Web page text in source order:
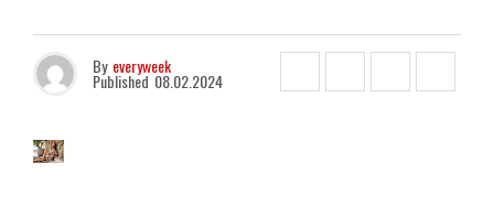
By everyweek
Published 08.02.2024